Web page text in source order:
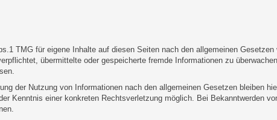
TMG für eigene Inhalte auf diesen Seiten nach den allgemeinen
übermittelte oder gespeicherte fremde Informationen zu
der Nutzung von Informationen nach den allgemeinen Gesetzen bleiben
Kenntnis einer konkreten Rechtsverletzung möglich. Bei Bekanntwerden